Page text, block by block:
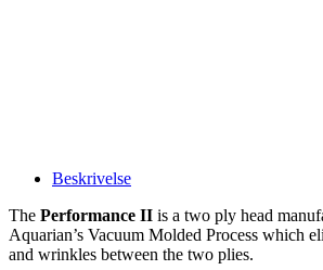
Beskrivelse
The Performance II is a two ply head
Aquarian’s Vacuum Molded Process which
and wrinkles between the two plies.